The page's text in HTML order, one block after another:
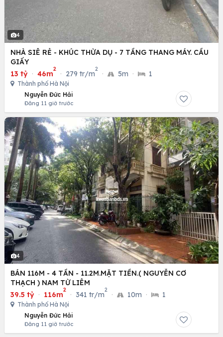
4
NHÀ SIÊ RẺ - KHÚC THỪA DỤ - 7 TẦNG THANG MÁY. CẦU
GIẤY
13 tỷ · 46m
2
· 279 tr/m
2
· 5m · 1
Thành phố Hà Nội
Nguyễn Đức Hải
Đăng 11 giờ trước
4
BÁN 116M - 4 TẦN - 11.2M.MẶT TIỀN.( NGUYỄN CƠ
THẠCH ) NAM TỪ LIÊM
39.5 tỷ · 116m
2
· 341 tr/m
2
· 10m · 1
Thành phố Hà Nội
Nguyễn Đức Hải
Đăng 11 giờ trước